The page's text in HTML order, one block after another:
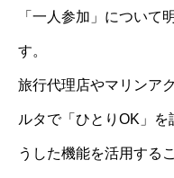
「一人参加」について
す。
旅行代理店やマリンア
ルタで「ひとりOK」
うした機能を活用する